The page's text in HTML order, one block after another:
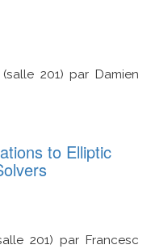
201) par Damien
to Elliptic
201) par Francesc